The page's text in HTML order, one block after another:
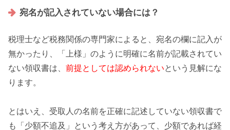
宛名が記入されていない場合には？
税理士など税務関係の専門家によると、宛名の欄に記入が
無かったり、「上様」のように明確に名前が記載されてい
ない領収書は、 前提としては認められないという見解にな
ります。
とはいえ、受取人の名前を正確に記述していない領収書で
も「 少額不追及 」という考え方があって、少額であれば経